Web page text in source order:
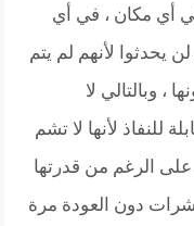
أي مكان ، في أي
يحدثوا لأنهم لم يتم
، وبالتالي لا
للنفاذ لأنها لا تشم
على الرغم من قدرتها
دون العودة مرة